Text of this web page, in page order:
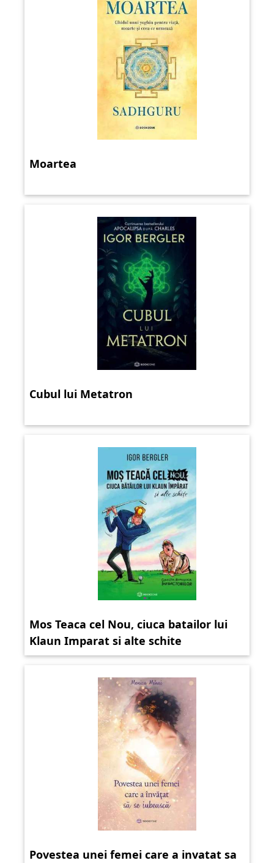
Moartea
Cubul lui Metatron
Mos Teaca cel Nou, ciuca batailor lui
Klaun Imparat si alte schite
Povestea unei femei care a invatat sa